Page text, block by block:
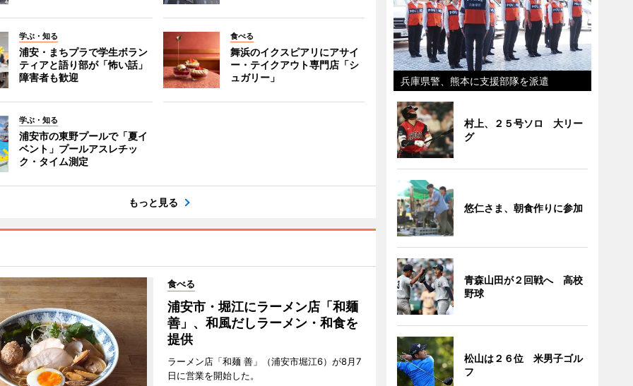
学ぶ・知る
浦安・まちプラで学生ボラン
ティアと語り部が「怖い話」
障害者も歓迎
食べる
舞浜のイクスピアリにアサイ
ー・テイクアウト専門店「シ
ュガリー」
学ぶ・知る
浦安市の東野プールで「夏イ
ベント」プールアスレチッ
ク・タイム測定
もっと見る
食べる
浦安市・堀江にラーメン店「和麺
善」、和風だしラーメン・和食を
提供
ラーメン店「和麺 善」（浦安市堀江6）が8月7
日に営業を開始した。
兵庫県警、熊本に支援部隊を派遣
村上、２５号ソロ 大リー
グ
悠仁さま、朝食作りに参加
青森山田が２回戦へ 高校
野球
松山は２６位 米男子ゴル
フ